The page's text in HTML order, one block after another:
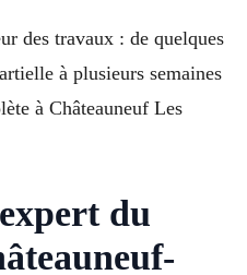
des travaux : de quelques
à plusieurs semaines
à Châteauneuf Les
du